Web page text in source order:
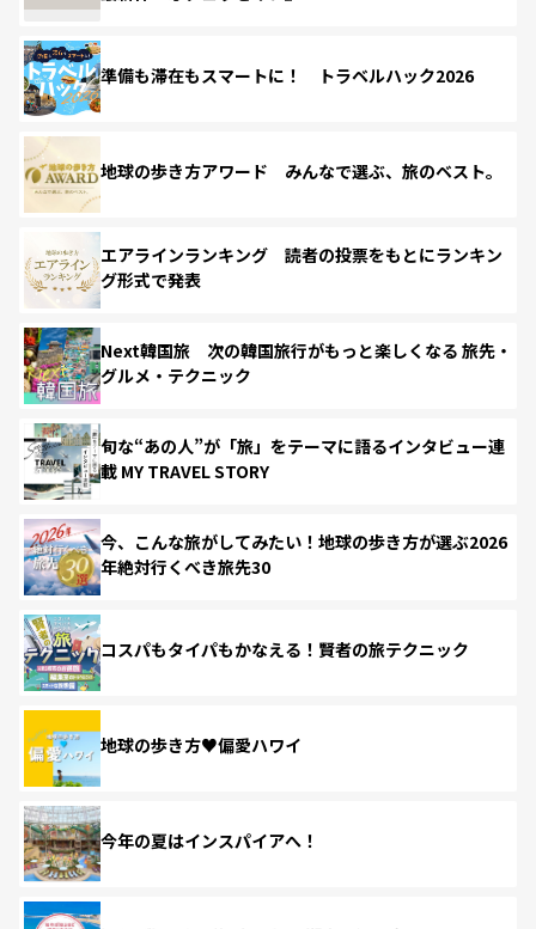
準備も滞在もスマートに！ トラベルハック2026
地球の歩き方アワード みんなで選ぶ、旅のベスト。
エアラインランキング 読者の投票をもとにランキン
グ形式で発表
Next韓国旅 次の韓国旅行がもっと楽しくなる 旅先・
グルメ・テクニック
旬な“あの人”が「旅」をテーマに語るインタビュー連
載 MY TRAVEL STORY
今、こんな旅がしてみたい！地球の歩き方が選ぶ2026
年絶対行くべき旅先30
コスパもタイパもかなえる！賢者の旅テクニック
地球の歩き方♥偏愛ハワイ
今年の夏はインスパイアへ！